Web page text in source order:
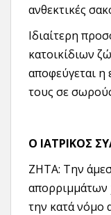
ανθεκτικές
Ιδιαίτερη
κατοικίδιων
αποφεύγεται
τους σε
Ο ΙΑΤΡΙΚΟΣ
ΖΗΤΑ: Την
απορριμμάτων
την κατά νόμο